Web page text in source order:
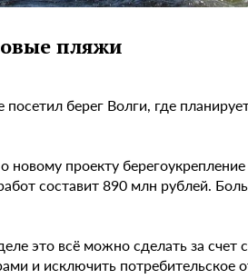
пляжи
берег Волги, где
проекту
составит 890 млн рублей.
это всё можно сделать за счет
и исключить потребительское